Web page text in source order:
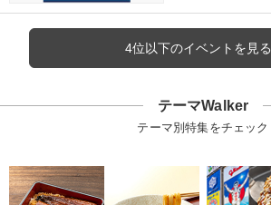
4位以下のイベントを見る
テーマWalker
テーマ別特集をチェック